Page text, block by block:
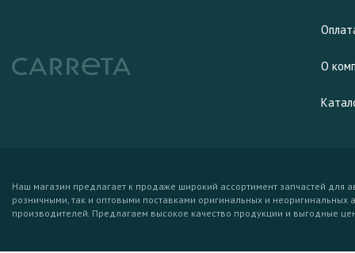
О
Наш магазин предлагает к продаже широкий ассортимент запчастей для
розничными, так и оптовыми поставками оригинальных и неоригинальных
производителей. Предлагаем высокое качество продукции и выгодные